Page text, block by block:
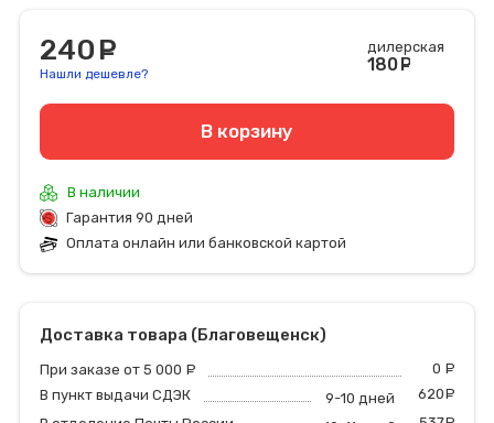
240
Нашли дешевле?
дилерская
180
В корзину
В наличии
Гарантия 90 дней
Оплата онлайн или банковской картой
Доставка товара (Благовещенск)
При заказе от 5 000 0
В пункт выдачи СДЭК
9-10 дней 620